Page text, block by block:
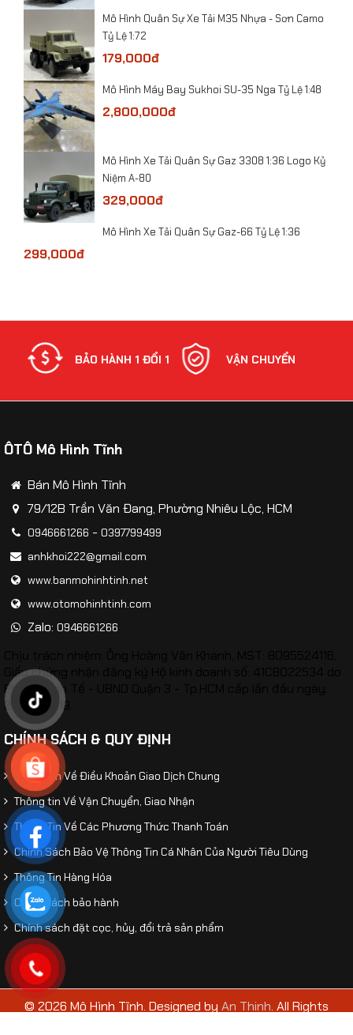
​Mô hình xe Police Mercedes C260L-CSGT tỷ lệ
1:32
​Mô hình xe Police Mercedes C260L-CSGT tỷ lệ
​Mô hình xe Police Mercedes C260L-CSGT tỷ lệ
1:32
​Mô Hình Quân Sự Xe Tải M35 Nhựa - Sơn Camo
Tỷ Lệ 1:72
179,000đ
Mô Hình Máy Bay Sukhoi SU-35 Nga Tỷ Lệ 1:48
2,800,000đ
​Mô Hình Xe Tải Quân Sự Gaz 3308 1:36 Logo Kỷ
Niệm A-80
329,000đ
​Mô Hình Xe Tải Quân Sự Gaz-66 Tỷ Lệ 1:36
299,000đ
BẢO HÀNH 1 ĐỔI 1 VẬN CHUYỂN
ÔTÔ Mô Hình Tĩnh
Bán Mô Hình Tĩnh
79/12B Trần Văn Đang, Phường Nhiêu Lộc, HCM
0946661266 - 0397799499
anhkhoi222@gmail.com
www.banmohinhtinh.net
www.otomohinhtinh.com
Zalo: 0946661266
Giấy chứng nhận đăng ký Hộ kinh doanh số: 41C8022534 do
Phòng Kinh Tế - UBND Quận 3 - Tp.HCM cấp lần đầu ngày:
26/02/2019.
CHÍNH SÁCH & QUY ĐỊNH
Thông Tin Về Điều Khoản Giao Dịch Chung
Thông tin Về Vận Chuyển, Giao Nhận
Thông Tin Về Các Phương Thức Thanh Toán
Chính Sách Bảo Vệ Thông Tin Cá Nhân Của Người Tiêu Dùng
Thông Tin Hàng Hóa
Chính sách bảo hành
Chính sách đặt cọc, hủy, đổi trả sản phẩm
© 2026 Mô Hình Tĩnh. Designed by An Thinh. All Rights